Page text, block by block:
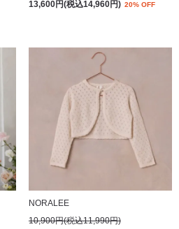
13,600円(税込14,960円) 20% OFF
NORALEE
10,900円(税込11,990円)